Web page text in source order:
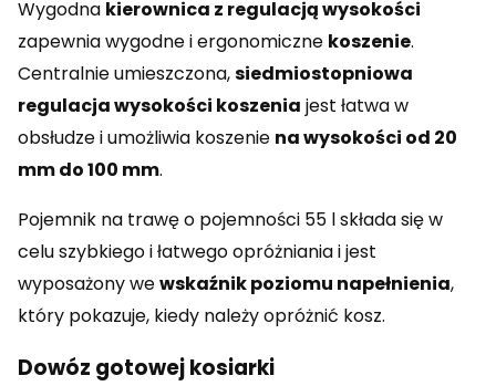
Wygodna kierownica z regulacją wysokości
zapewnia wygodne i ergonomiczne koszenie.
Centralnie umieszczona,siedmiostopniowa
regulacja wysokości koszenia jest łatwa w
obsłudze i umożliwia koszenie na wysokości od 20
mm do 100 mm.
Pojemnik na trawę o pojemności 55 l składa się w
celu szybkiego i łatwego opróżniania i jest
wyposażony wewskaźnik poziomu napełnienia,
który pokazuje, kiedy należy opróżnić kosz.
Dowóz gotowej kosiarki